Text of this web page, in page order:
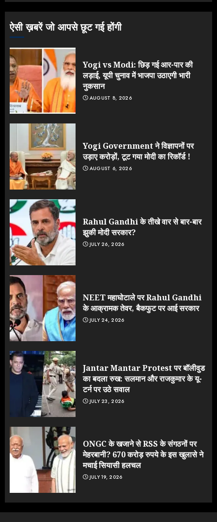
3
ऐसी ख़बरें जो आपसे छूट गई होंगी
Yogi vs Modi: छिड़ गई आर-पार की
लड़ाई, यूपी चुनाव में भाजपा उठाएगी भारी
नुकसान
AUGUST 8, 2026
Yogi Government ने विज्ञापनों पर
उड़ाए करोड़ों, टूट गया मोदी का रिकॉर्ड !
AUGUST 6, 2026
Rahul Gandhi के तीखे वार से बार-बार
झुकी मोदी सरकार?
JULY 26, 2026
NEET महाघोटाले पर Rahul Gandhi
के आक्रामक तेवर, बैकफुट पर आई सरकार
JULY 24, 2026
Jantar Mantar Protest पर बॉलीवुड
का बदला रुख: सलमान और राजकुमार के यू-
टर्न पर उठे सवाल
JULY 23, 2026
ONGC के खजाने से RSS के संगठनों पर
मेहरबानी? 670 करोड़ रुपये के इस खुलासे ने
मचाई सियासी हलचल
JULY 19, 2026